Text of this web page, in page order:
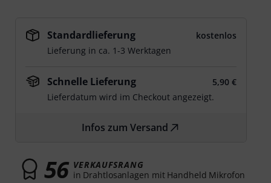
Standardlieferung
kostenlos
Lieferung in ca. 1-3 Werktagen
Schnelle Lieferung
5,90 €
Lieferdatum wird im Checkout angezeigt.
Infos zum Versand
56 VERKAUFSRANG
in Drahtlosanlagen mit Handheld Mikrofon